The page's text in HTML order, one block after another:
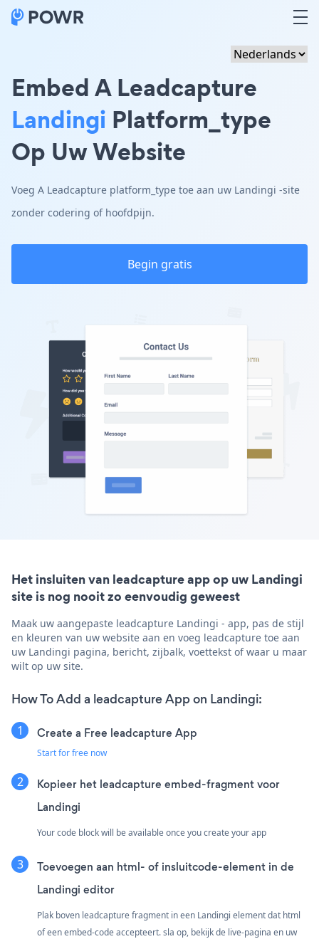
Embed A Leadcapture
Landingi Platform_type
Op Uw Website
Voeg A Leadcapture platform_type toe aan uw Landingi -site
zonder codering of hoofdpijn.
Begin gratis
Het insluiten van leadcapture app op uw Landingi
site is nog nooit zo eenvoudig geweest
Maak uw aangepaste leadcapture Landingi - app, pas de stijl
en kleuren van uw website aan en voeg leadcapture toe aan
uw Landingi pagina, bericht, zijbalk, voettekst of waar u maar
wilt op uw site.
How To Add a leadcapture App on Landingi:
Create a Free leadcapture App
Start for free now
Kopieer het leadcapture embed-fragment voor
Landingi
Your code block will be available once you create your app
Toevoegen aan html- of insluitcode-element in de
Landingi editor
Plak boven leadcapture fragment in een Landingi element dat html
of een embed-code accepteert. sla op, bekijk de live-pagina en uw